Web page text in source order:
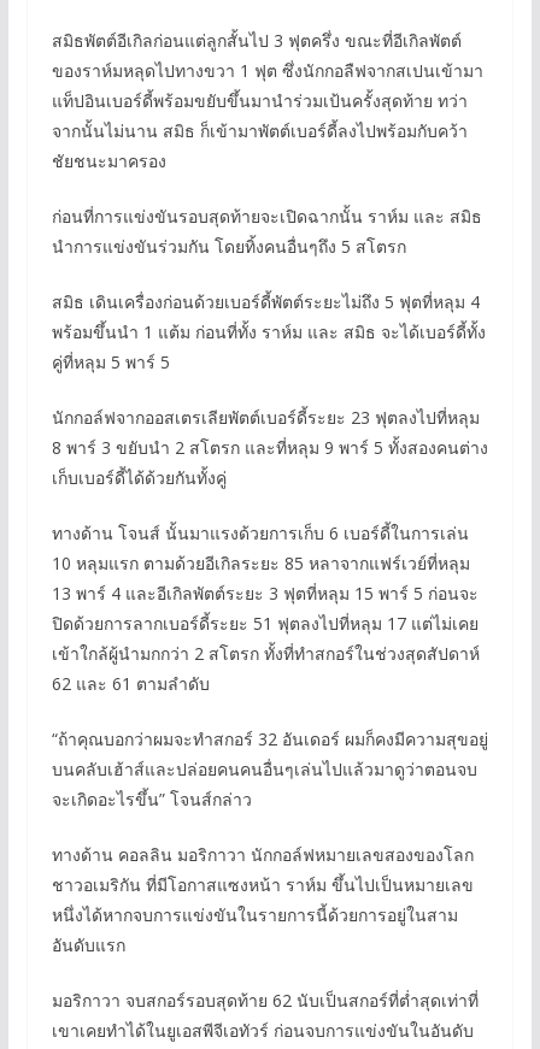
สมิธพัตต์อีเกิลก่อนแต่ลูกสั้นไป 3 ฟุตครึ่ง ขณะที่อีเกิลพัตต์
ของราห์มหลุดไปทางขวา 1 ฟุต ซึ่งนักกอลืฟจากสเปนเข้ามา
แท็ปอินเบอร์ดี้พร้อมขยับขึ้นมานำร่วมเป้นครั้งสุดท้าย ทว่า
จากนั้นไม่นาน สมิธ ก็เข้ามาพัตต์เบอร์ดี้ลงไปพร้อมกับคว้า
ชัยชนะมาครอง
ก่อนที่การแข่งขันรอบสุดท้ายจะเปิดฉากนั้น ราห์ม และ สมิธ
นำการแข่งขันร่วมกัน โดยทิ้งคนอื่นๆถึง 5 สโตรก
สมิธ เดินเครื่องก่อนด้วยเบอร์ดี้พัตต์ระยะไม่ถึง 5 ฟุตที่หลุม 4
พร้อมขึ้นนำ 1 แต้ม ก่อนที่ทั้ง ราห์ม และ สมิธ จะได้เบอร์ดี้ทั้ง
คู่ที่หลุม 5 พาร์ 5
นักกอล์ฟจากออสเตรเลียพัตต์เบอร์ดี้ระยะ 23 ฟุตลงไปที่หลุม
8 พาร์ 3 ขยับนำ 2 สโตรก และที่หลุม 9 พาร์ 5 ทั้งสองคนต่าง
เก็บเบอร์ดี้ได้ด้วยกันทั้งคู่
ทางด้าน โจนส์ นั้นมาแรงด้วยการเก็บ 6 เบอร์ดี้ในการเล่น
10 หลุมแรก ตามด้วยอีเกิลระยะ 85 หลาจากแฟร์เวย์ที่หลุม
13 พาร์ 4 และอีเกิลพัตต์ระยะ 3 ฟุตที่หลุม 15 พาร์ 5 ก่อนจะ
ปิดด้วยการลากเบอร์ดี้ระยะ 51 ฟุตลงไปที่หลุม 17 แต่ไม่เคย
เข้าใกล้ผู้นำมกกว่า 2 สโตรก ทั้งที่ทำสกอร์ในช่วงสุดสัปดาห์
62 และ 61 ตามลำดับ
“ถ้าคุณบอกว่าผมจะทำสกอร์ 32 อันเดอร์ ผมก็คงมีความสุขอยู่
บนคลับเฮ้าส์และปล่อยคนคนอื่นๆเล่นไปแล้วมาดูว่าตอนจบ
จะเกิดอะไรขึ้น” โจนส์กล่าว
ทางด้าน คอลลิน มอริกาวา นักกอล์ฟหมายเลขสองของโลก
ชาวอเมริกัน ที่มีโอกาสแซงหน้า ราห์ม ขึ้นไปเป็นหมายเลข
หนึ่งได้หากจบการแข่งขันในรายการนี้ด้วยการอยู่ในสาม
อันดับแรก
มอริกาวา จบสกอร์รอบสุดท้าย 62 นับเป็นสกอร์ที่ต่ำสุดเท่าที่
เขาเคยทำได้ในยูเอสพีจีเอทัวร์ ก่อนจบการแข่งขันในอันดับ